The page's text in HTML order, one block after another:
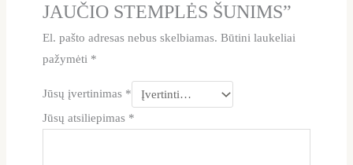
JAUČIO STEMPLĖS ŠUNIMS”
El. pašto adresas nebus skelbiamas. Būtini laukeliai
pažymėti *
Jūsų įvertinimas *
Jūsų atsiliepimas *